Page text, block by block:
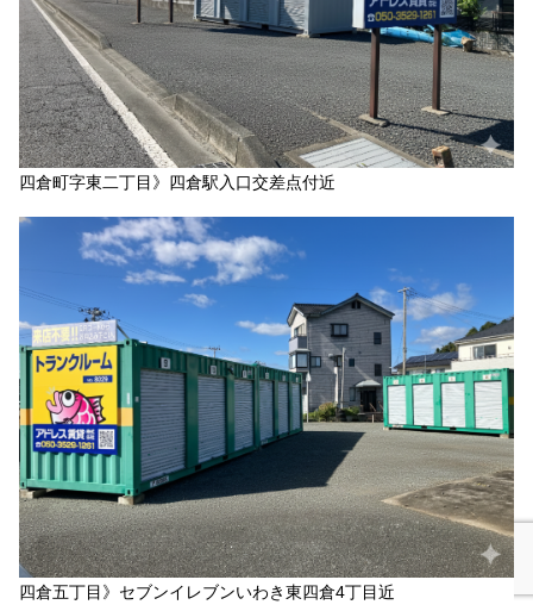
四倉町字東二丁目》四倉駅入口交差点付近
四倉五丁目》セブンイレブンいわき東四倉4丁目近